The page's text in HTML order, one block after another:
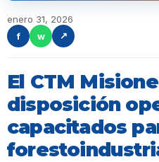
enero 31, 2026
f
w ↗
El CTM
disposición
capacitados